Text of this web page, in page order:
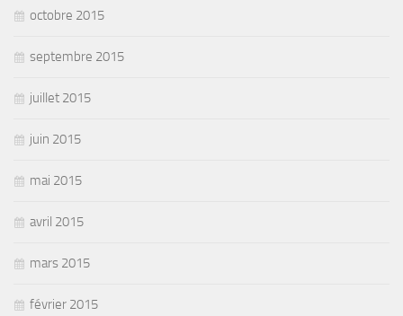
octobre 2015
septembre 2015
juillet 2015
juin 2015
mai 2015
avril 2015
mars 2015
février 2015